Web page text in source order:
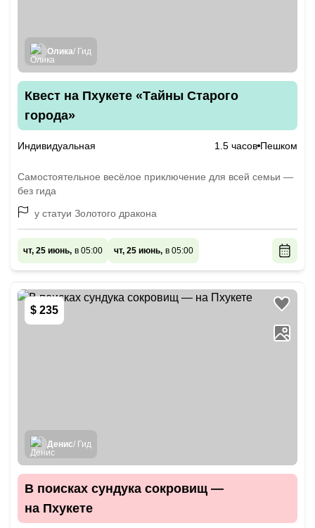
Олика/ Гид
Квест на Пхукете «Тайны Старого
города»
Индивидуальная 1.5 часов Пешком
Самостоятельное весёлое приключение для всей семьи —
без гида
у статуи Золотого дракона
чт, 25 июнь, в 05:00 чт, 25 июнь, в 05:00
$ 235
Денис/ Гид
В поисках сундука сокровищ —
на Пхукете